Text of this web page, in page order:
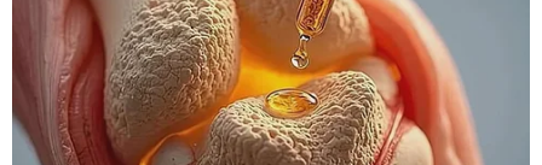
arara metálica na decoração?
Ossuportesdemetalcostumam carregar
visualmente os dormitórios, conferindo um aspecto
provisório de depósito comercial indesejado. Essa